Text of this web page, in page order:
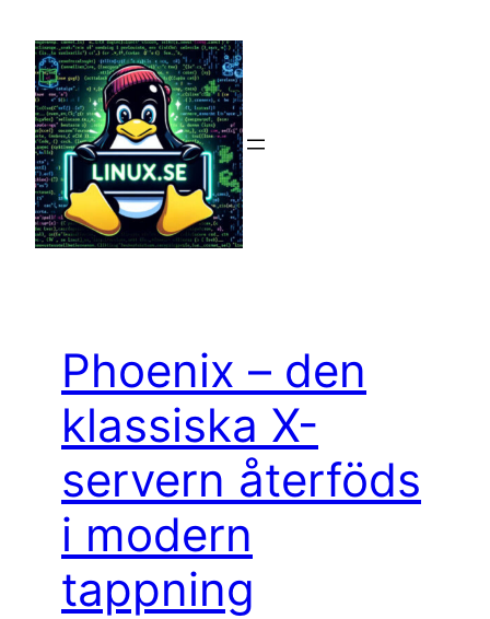
innehåll
Phoenix – den
klassiska X-
servern återföds
i modern
tappning